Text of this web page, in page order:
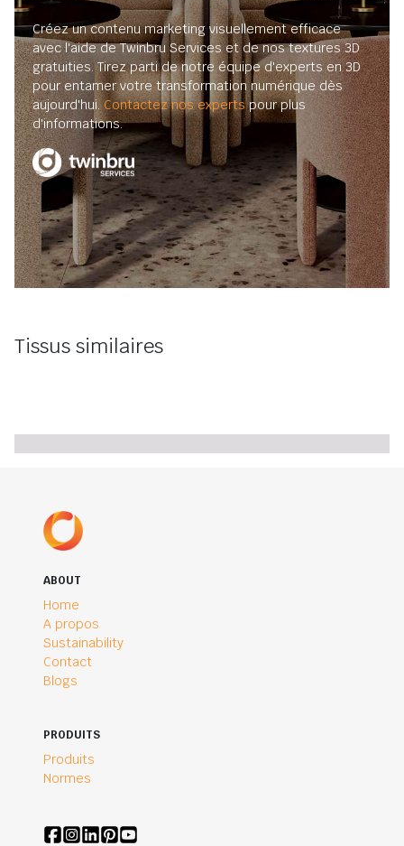
Créez un contenu marketing visuellement efficace
avec l'aide de Twinbru Services et de nos textures 3D
gratuities. Tirez parti de notre équipe d'experts en 3D
pour entamer votre transformation numérique dès
aujourd'hui.Contactez nos expertspour plus
d'informations.
Tissus similaires
ABOUT
Home
A propos
Sustainability
Contact
Blogs
PRODUITS
Produits
Normes